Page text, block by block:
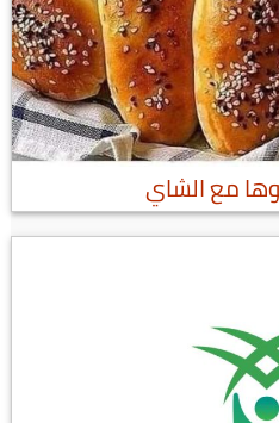
مع الشاي